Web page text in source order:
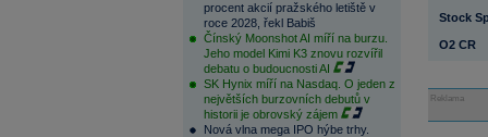
procent akcií pražského letiště v
roce 2028, řekl Babiš
Čínský Moonshot AI míří na burzu.
Jeho model Kimi K3 znovu rozvířil
debatu o budoucnosti AI
SK Hynix míří na Nasdaq. O jeden z
největších burzovních debutů v
historii je obrovský zájem
Nová vlna mega IPO hýbe trhy.
Stock
O2 CR
Reklama